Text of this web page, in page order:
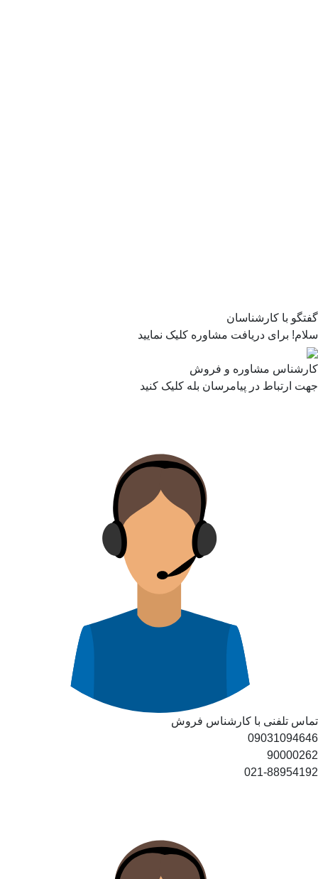
گفتگو با کارشناسان
سلام! برای دریافت مشاوره کلیک نمایید
کارشناس مشاوره و فروش
جهت ارتباط در پیامرسان بله کلیک کنید
تماس تلفنی با کارشناس فروش
09031094646
90000262
021-88954192